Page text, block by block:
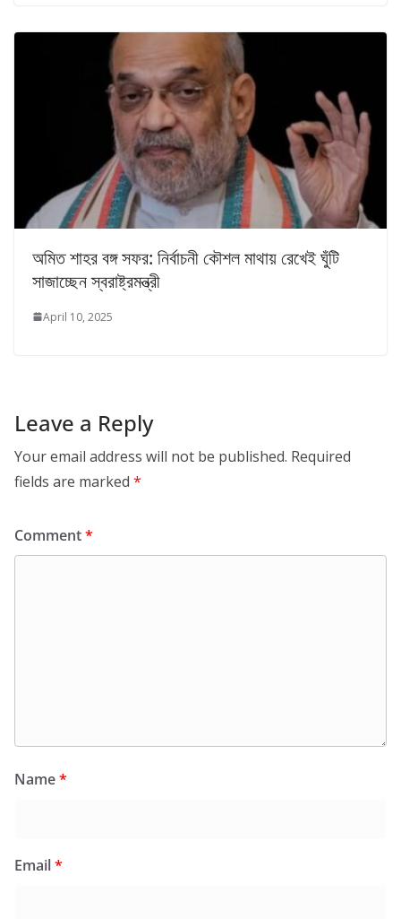
অমিত শাহর বঙ্গ সফর: নির্বাচনী কৌশল মাথায় রেখেই ঘুঁটি
সাজাচ্ছেন স্বরাষ্ট্রমন্ত্রী
April 10, 2025
Leave a Reply
Your email address will not be published. Required
fields are marked *
Comment*
Name*
Email*